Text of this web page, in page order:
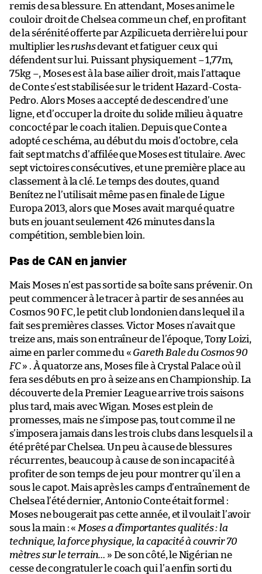
remis de sa blessure. En attendant, Moses anime le
couloir droit de Chelsea comme un chef, en profitant
de la sérénité offerte par Azpilicueta derrière lui pour
multiplier lesrushsdevant et fatiguer ceux qui
défendent sur lui. Puissant physiquement – 1,77m,
75kg –, Moses est à la base ailier droit, mais l’attaque
de Conte s’est stabilisée sur le trident Hazard-Costa-
Pedro. Alors Moses a accepté de descendre d’une
ligne, et d’occuper la droite du solide milieu à quatre
concocté par le coach italien. Depuis que Conte a
adopté ce schéma, au début du mois d’octobre, cela
fait sept matchs d’affilée que Moses est titulaire. Avec
sept victoires consécutives, et une première place au
classement à la clé. Le temps des doutes, quand
Benítez ne l’utilisait même pas en finale de Ligue
Europa 2013, alors que Moses avait marqué quatre
buts en jouant seulement 426 minutes dans la
compétition, semble bien loin.
Pas de CAN en janvier
Mais Moses n’est pas sorti de sa boîte sans prévenir. On
peut commencer à le tracer à partir de ses années au
Cosmos 90 FC, le petit club londonien dans lequel il a
fait ses premières classes. Victor Moses n’avait que
treize ans, mais son entraîneur de l’époque, Tony Loizi,
aime en parler comme du « Gareth Bale du Cosmos 90
FC» . À quatorze ans, Moses file à Crystal Palace où il
fera ses débuts en pro à seize ans en Championship. La
découverte de la Premier League arrive trois saisons
plus tard, mais avec Wigan. Moses est plein de
promesses, mais ne s’impose pas, tout comme il ne
s’imposera jamais dans les trois clubs dans lesquels il a
été prêté par Chelsea. Un peu à cause de blessures
récurrentes, beaucoup à cause de son incapacité à
profiter de son temps de jeu pour montrer qu’il en a
sous le capot. Mais après les camps d’entraînement de
Chelsea l’été dernier, Antonio Conte était formel :
Moses ne bougerait pas cette année, et il voulait l’avoir
sous la main : « Moses a d’importantes qualités : la
technique, la force physique, la capacité à couvrir 70
mètres sur le terrain… » De son côté, le Nigérian ne
cesse de congratuler le coach qui l’a enfin sorti du